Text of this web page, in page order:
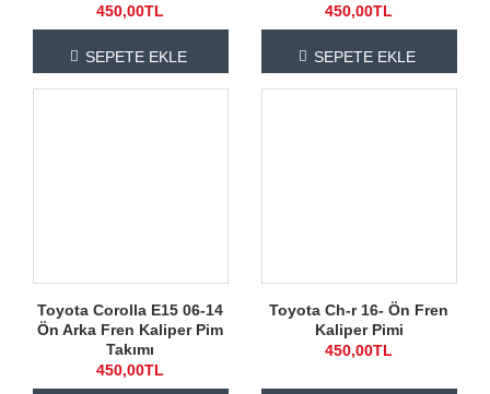
450,00TL
SEPETE EKLE
450,00TL
SEPETE EKLE
Toyota Corolla E15 06-14
Ön Arka Fren Kaliper Pim
Takımı
450,00TL
Toyota Ch-r 16- Ön Fren
Kaliper Pimi
450,00TL